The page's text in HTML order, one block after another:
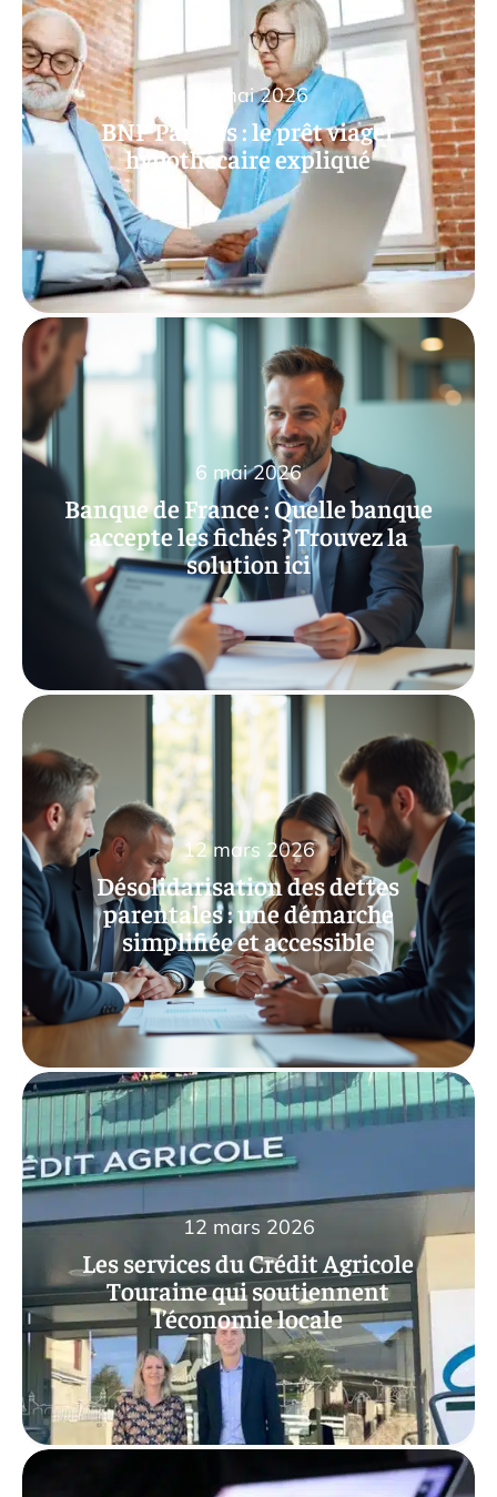
BNP Paribas : le prêt viager
hypothécaire expliqué
15 mai 2026
Banque de France : Quelle banque
accepte les fichés ? Trouvez la
solution ici
6 mai 2026
Désolidarisation des dettes
parentales : une démarche
simplifiée et accessible
12 mars 2026
Les services du Crédit Agricole
Touraine qui soutiennent
l’économie locale
12 mars 2026